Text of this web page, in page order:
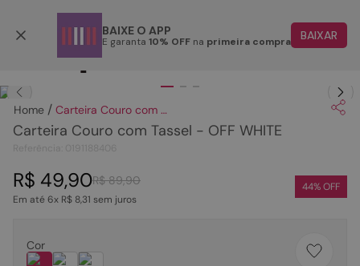
BAIXE O APP
E garanta 10% OFF na primeira compra BAIXAR
Carteira Couro com Tassel - OFF WHITE
Carteira Couro com Tassel - OFF WHITE
R$ 89,90
R$ 49,90
Em até6x R$ 8,31 sem juros
44% OFF
Cor
1º
2º
tenis
4º
sandalia
5º
bota
bolsa